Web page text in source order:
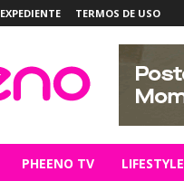
EXPEDIENTE TERMOS DE USO
PHEENO TV LIFESTYLE